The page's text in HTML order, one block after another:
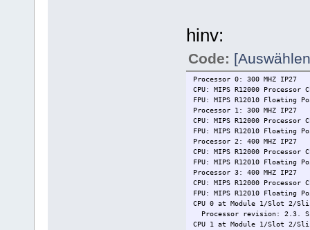
hinv:
Code:
Processor 0: 300 MHZ IP27
CPU: MIPS R12000
FPU: MIPS R12010 Floating
Processor 1: 300 MHZ IP27
CPU: MIPS R12000
FPU: MIPS R12010 Floating
Processor 2: 400 MHZ IP27
CPU: MIPS R12000
FPU: MIPS R12010 Floating
Processor 3: 400 MHZ IP27
CPU: MIPS R12000
FPU: MIPS R12010 Floating
CPU 0 at Module 1/Slot 2/
Processor revision: 2.3.
CPU 1 at Module 1/Slot 2/